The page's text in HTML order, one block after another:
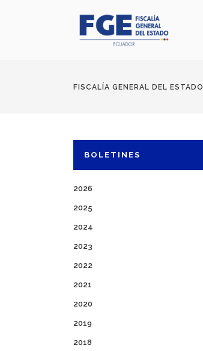
FISCALÍA GENERAL DEL ESTADO
BOLETINES
2026
2025
2024
2023
2022
2021
2020
2019
2018